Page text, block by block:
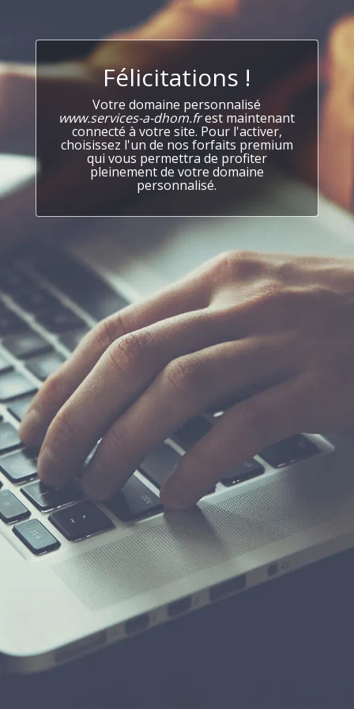
Félicitations !
Votre domaine personnalisé
www.services-a-dhom.frest maintenant
connecté à votre site. Pour l'activer,
choisissez l'un de nos forfaits premium
qui vous permettra de profiter
pleinement de votre domaine
personnalisé.